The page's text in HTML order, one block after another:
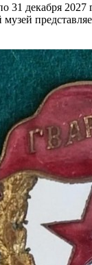
31 декабря
музей